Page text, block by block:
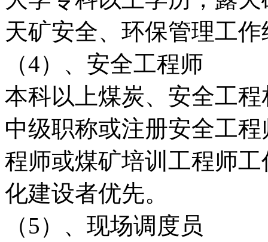
天矿安全、环保管理工
（4）、安全工程师
本科以上煤炭、安全工
中级职称或注册安全工
程师或煤矿培训工程师
化建设者优先。
（5）、现场调度员